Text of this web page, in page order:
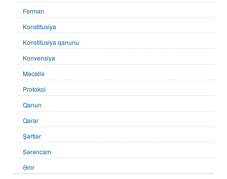
Fərman
Konstitusiya
Konstitusiya qanunu
Konvensiya
Məcəllə
Protokol
Qanun
Qərar
Şərtlər
Sərəncam
Əmr